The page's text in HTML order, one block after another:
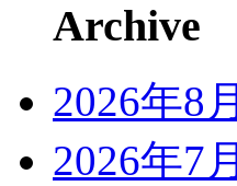
Archive
2026年8月
2026年7月